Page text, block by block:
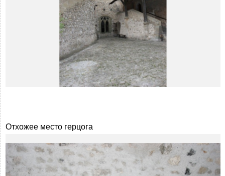
Отхожее место герцога